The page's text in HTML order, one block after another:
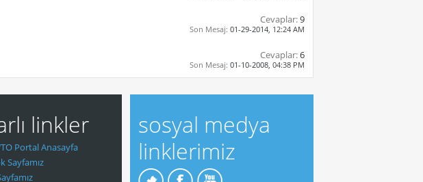
Cevaplar:9
Son Mesaj: 01-29-2014, 12:24 AM
Cevaplar:6
Son Mesaj: 01-10-2008, 04:38 PM
linkler
Portal Anasayfa
Sayfamız
sosyal medya
linklerimiz